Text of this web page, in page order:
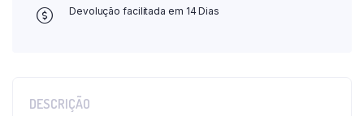
Devolução facilitada em 14 Dias
DESCRIÇÃO